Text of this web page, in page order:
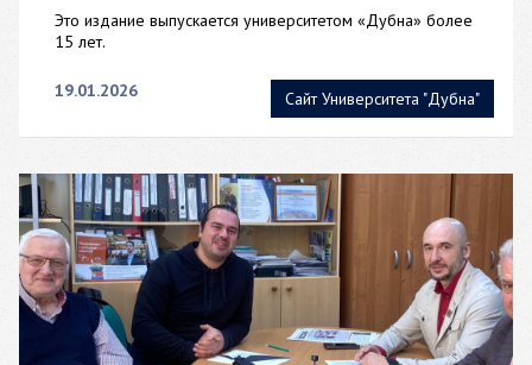
Сайт Университета "Дубна"
Это издание выпускается университетом «Дубна» более
15 лет.
19.01.2026